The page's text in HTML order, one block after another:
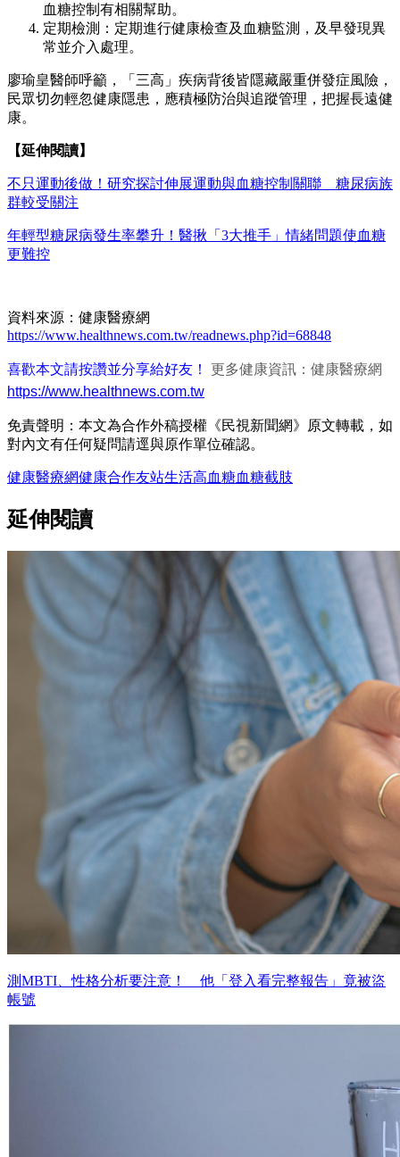
血糖控制有相關幫助。
定期檢測：定期進行健康檢查及血糖監測，及早發現異
常並介入處理。
廖瑜皇醫師呼籲，「三高」疾病背後皆隱藏嚴重併發症風險，
民眾切勿輕忽健康隱患，應積極防治與追蹤管理，把握長遠健
康。
【延伸閱讀】
不只運動後做！研究探討伸展運動與血糖控制關聯 糖尿病族
群較受關注
年輕型糖尿病發生率攀升！醫揪「3大推手」情緒問題使血糖
更難控
資料來源：健康醫療網
https://www.healthnews.com.tw/readnews.php?id=68848
喜歡本文請按讚並分享給好友！
更多健康資訊：健康醫療網
https://www.healthnews.com.tw
免責聲明：本文為合作外稿授權《民視新聞網》原文轉載，如
對內文有任何疑問請逕與原作單位確認。
健康醫療網健康合作友站生活高血糖血糖截肢
延伸閱讀
測MBTI、性格分析要注意！ 他「登入看完整報告」竟被盜
帳號